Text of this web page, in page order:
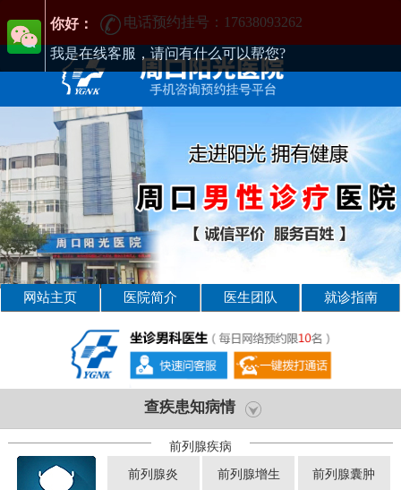
电话预约挂号：17638093262
周口男性疾病哪家医院好-周口2025年男科医院排名-周口男科医院
网站主页 医院简介 医生团队 就诊指南
查疾患知病情
前列腺疾病
前列腺炎 前列腺增生 前列腺囊肿
你好：
我是在线客服，请问有什么可以帮您?